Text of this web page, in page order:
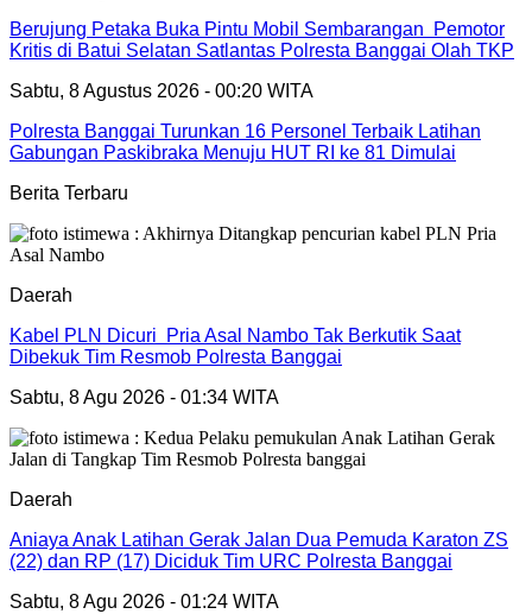
Berujung Petaka Buka Pintu Mobil Sembarangan Pemotor
Kritis di Batui Selatan Satlantas Polresta Banggai Olah TKP
Sabtu, 8 Agustus 2026 - 00:20 WITA
Polresta Banggai Turunkan 16 Personel Terbaik Latihan
Gabungan Paskibraka Menuju HUT RI ke 81 Dimulai
Berita Terbaru
Daerah
Kabel PLN Dicuri Pria Asal Nambo Tak Berkutik Saat
Dibekuk Tim Resmob Polresta Banggai
Sabtu, 8 Agu 2026 - 01:34 WITA
Daerah
Aniaya Anak Latihan Gerak Jalan Dua Pemuda Karaton ZS
(22) dan RP (17) Diciduk Tim URC Polresta Banggai
Sabtu, 8 Agu 2026 - 01:24 WITA